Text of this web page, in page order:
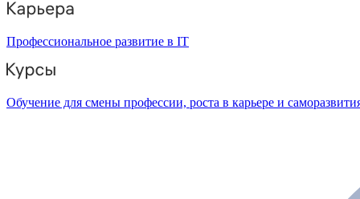
Профессиональное развитие в IT
Обучение для смены профессии, роста в карьере и